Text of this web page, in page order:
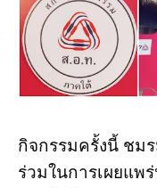
กิจกรรมครั้งนี้ ชม
ร่วมในการเผยแพ